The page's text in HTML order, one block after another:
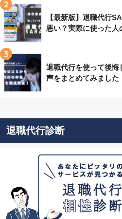
2
【最新版】退職代行
悪い？実際に使った人
3
退職代行を使って後
声をまとめてみました
退職代行診断